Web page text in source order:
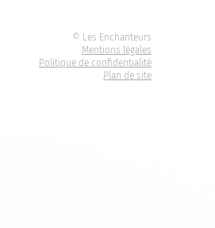
© Les Enchanteurs
Mentions légales
Politique de confidentialité
Plan de site